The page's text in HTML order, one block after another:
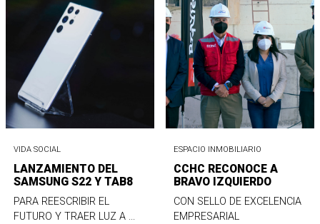
VIDA SOCIAL
LANZAMIENTO DEL
SAMSUNG S22 Y TAB8
PARA REESCRIBIR EL
FUTURO Y TRAER LUZ A ...
ESPACIO INMOBILIARIO
CCHC RECONOCE A
BRAVO IZQUIERDO
CON SELLO DE EXCELENCIA
EMPRESARIAL